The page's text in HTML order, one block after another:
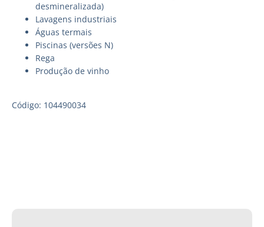
desmineralizada)
Lavagens industriais
Águas termais
Piscinas (versões N)
Rega
Produção de vinho
Código: 104490034